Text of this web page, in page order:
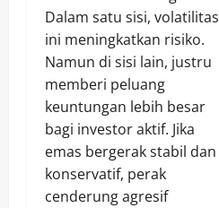
Dalam satu sisi, volatilitas
ini meningkatkan risiko.
Namun di sisi lain, justru
memberi peluang
keuntungan lebih besar
bagi investor aktif. Jika
emas bergerak stabil dan
konservatif, perak
cenderung agresif